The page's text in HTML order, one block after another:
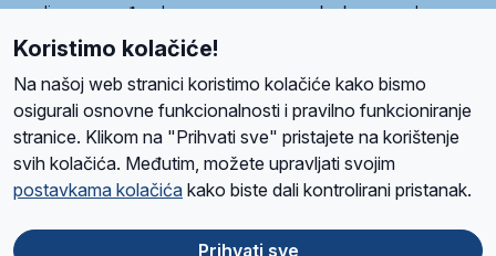
zemljama, a međusobna su povezane preko krovne udruge
pod nazivom Svjetska obitelj Radio Marije (World Family of
Radio Maria). Svjetsku obitelj utemeljilo je sedam članica, među
kojima je i hrvatska Udruga Radio Marija.
O namaRadio ProgramVolonteriPrijateljiKontaktPravila privatnosti
Ova stranica je zaštićena Google reCAPTCHA sustavom
Koristimo kolačiće!
Na našoj web stranici koristimo kolačiće kako bismo
osigurali osnovne funkcionalnosti i pravilno funkcioniranje
stranice. Klikom na "Prihvati sve" pristajete na korištenje
svih kolačića. Međutim, možete upravljati svojim
postavkama kolačića kako biste dali kontrolirani pristanak.
Prihvati sve